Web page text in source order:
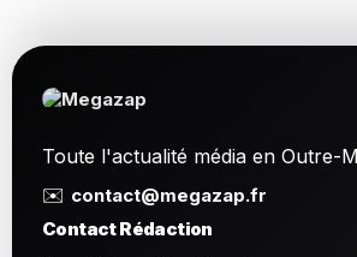
Toute l'actualité média en Outre-
✉️ contact@megazap.fr
Contact Rédaction